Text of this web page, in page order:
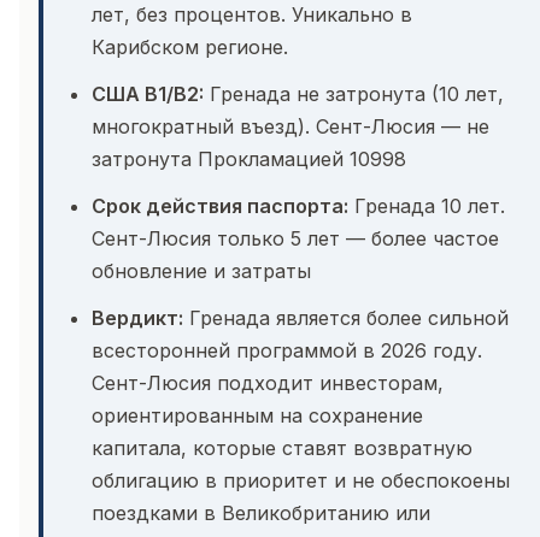
лет, без процентов. Уникально в
Карибском регионе.
США B1/B2: Гренада не затронута (10 лет,
многократный въезд). Сент-Люсия — не
затронута Прокламацией 10998
Срок действия паспорта: Гренада 10 лет.
Сент-Люсия только 5 лет — более частое
обновление и затраты
Вердикт: Гренада является более сильной
всесторонней программой в 2026 году.
Сент-Люсия подходит инвесторам,
ориентированным на сохранение
капитала, которые ставят возвратную
облигацию в приоритет и не обеспокоены
поездками в Великобританию или